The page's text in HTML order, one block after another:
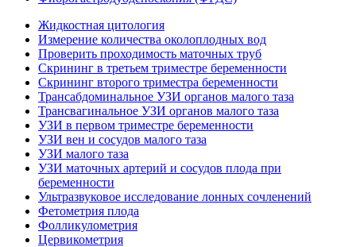
Жидкостная цитология
Измерение количества околоплодных вод
Проверить проходимость маточных труб
Скрининг в третьем триместре беременности
Скрининг второго триместра беременности
Трансабдоминальное УЗИ органов малого таза
Трансвагинальное УЗИ органов малого таза
УЗИ в первом триместре беременности
УЗИ вен и сосудов малого таза
УЗИ малого таза
УЗИ маточных артерий и сосудов плода при
беременности
Ультразвуковое исследование лонных сочленений
Фетометрия плода
Фолликулометрия
Цервикометрия